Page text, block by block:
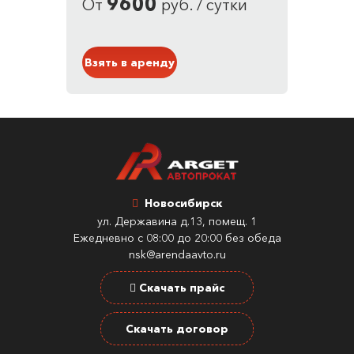
Кузов: Кроссовер
От руб. / сутки
Взять в аренду
Новосибирск
ул. Державина д.13, помещ. 1
Ежедневно с 08:00 до 20:00 без обеда
nsk@arendaavto.ru
Скачать прайс
Скачать договор